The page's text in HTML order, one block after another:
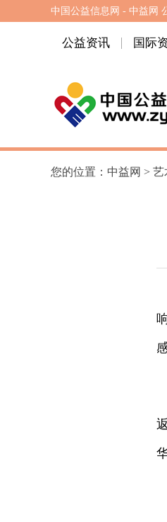
中国公益信息网 - 中益网
公益资讯 国际
您的位置： 中益网 > 艺